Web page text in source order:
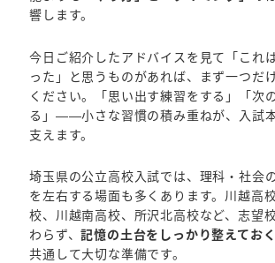
響します。
今日ご紹介したアドバイスを見て「これ
った」と思うものがあれば、まず一つだ
ください。「思い出す練習をする」「次
る」——小さな習慣の積み重ねが、入試
支えます。
埼玉県の公立高校入試では、理科・社会
を左右する場面も多くあります。川越高
校、川越南高校、所沢北高校など、志望
わらず、記憶の土台をしっかり整えてお
共通して大切な準備です。